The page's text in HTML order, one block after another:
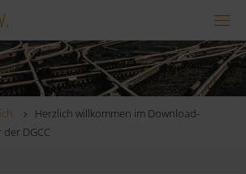
.
Herzlich willkommen im Download-
DGCC